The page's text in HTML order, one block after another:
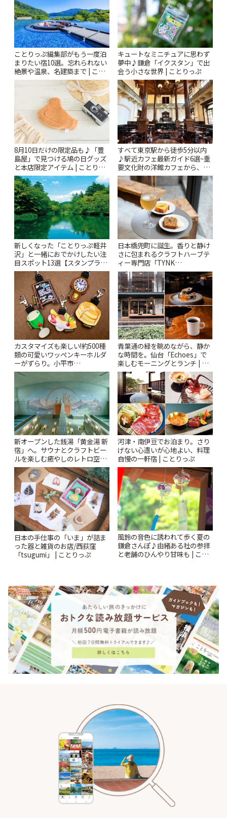
ことりっぷ編集部がもう一度泊
まりたい宿10選。忘れられない
絶景や温泉、名建築まで | こと
りっぷ
キュートなミニチュアに思わず
夢中♪鎌倉「イクスタン」で出
会う小さな世界 | ことりっぷ
8月10日だけの限定品も♪「豊
島屋」で見つける鳩の日グッズ
と本店限定アイテム | ことりっ
ぷ
すべて東京駅から徒歩5分以内
♪駅近カフェ最新ガイド6選~重
要文化財の洋館カフェから、改
札すぐのレトロ喫茶まで~ | こと
りっぷ
新しくなった「ことりっぷ軽井
沢」と一緒におでかけしたい注
目スポット13選【スタンプラリ
ー開催中】 | ことりっぷ
日本橋兜町に誕生。香りと静け
さに包まれるクラフトハーブテ
ィー専門店「TYNK
Kabutocho」 | ことりっぷ
カスタマイズも楽しい!約500種
類の可愛いワッペンキーホルダ
ーがずらり。小平市
「Kimamaya T&K」 | ことりっ
青葉通の緑を眺めながら、静か
な時間を。仙台「Echoes」で
楽しむモーニングとランチ | こ
とりっぷ
新オープンした銭湯「黄金湯 新
宿」へ。サウナとクラフトビー
ルを楽しむ癒やしのレトロ空間
| ことりっぷ
河津・南伊豆でお泊まり。さり
げない心遣いが心地よい、料理
自慢の一軒宿 | ことりっぷ
日本の手仕事の「いま」が詰ま
った器と雑貨のお店/西荻窪
「tsugumi」 | ことりっぷ
風鈴の音色に誘われて歩く夏の
鎌倉さんぽ♪由緒ある社の参拝
と老舗のひんやり甘味も | こと